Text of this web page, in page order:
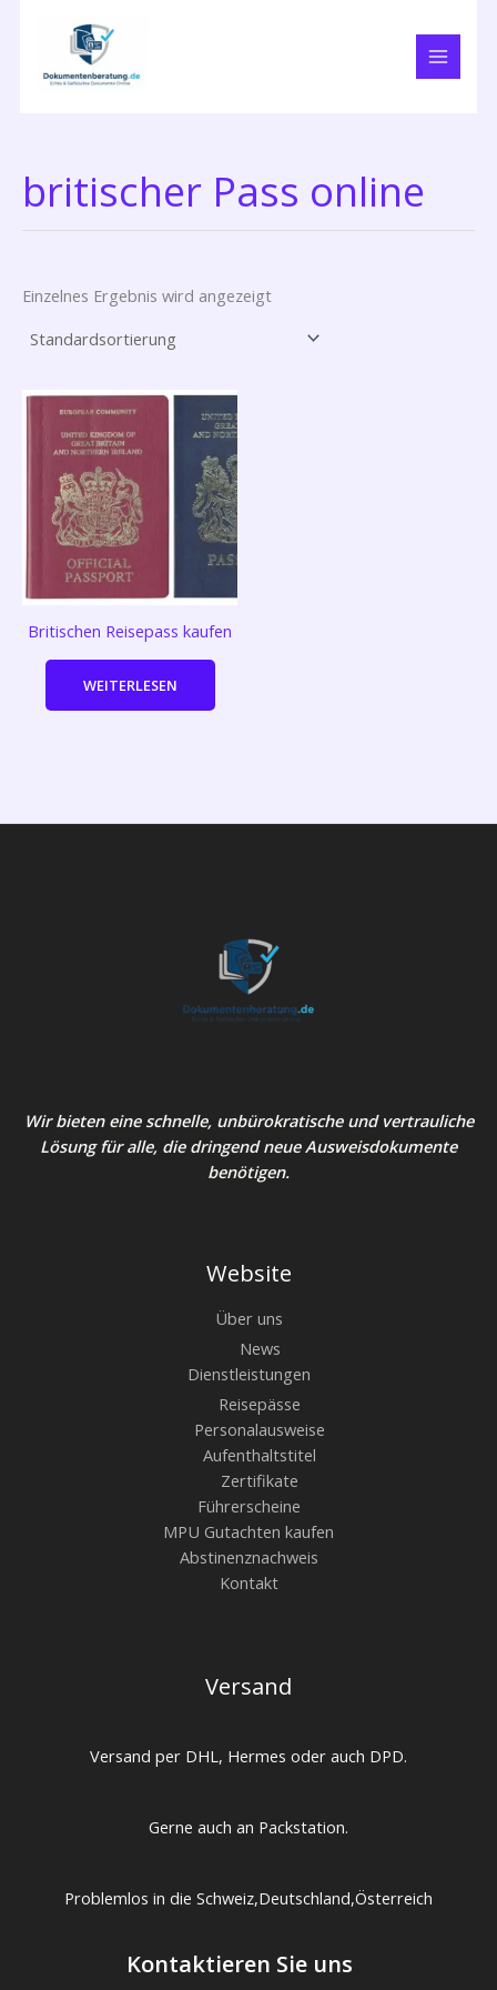
britischer Pass online
Einzelnes Ergebnis wird angezeigt
Britischen Reisepass kaufen
WEITERLESEN
Wir bieten eine schnelle, unbürokratische und vertrauliche
Lösung für alle, die dringend neue Ausweisdokumente
benötigen.
Website
Über uns
News
Dienstleistungen
Reisepässe
Personalausweise
Aufenthaltstitel
Zertifikate
Führerscheine
MPU Gutachten kaufen
Abstinenznachweis
Kontakt
Versand
Versand per DHL, Hermes oder auch DPD.
Gerne auch an Packstation.
Problemlos in die Schweiz,Deutschland,Österreich
Kontaktieren Sie uns